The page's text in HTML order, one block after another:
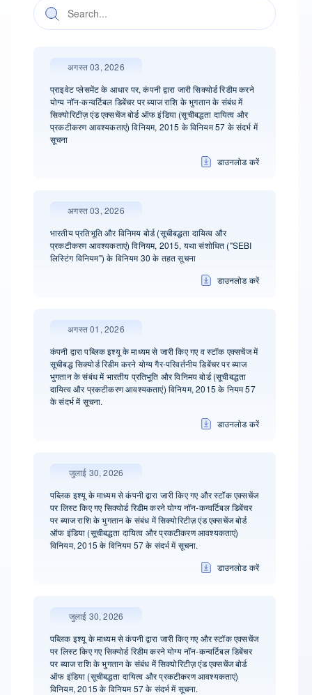
अगस्त 03, 2026
प्राइवेट प्लेसमेंट के आधार पर, कंपनी द्वारा जारी सिक्योर्ड रिडीम करने
योग्य नॉन-कन्वर्टिबल डिबेंचर पर ब्याज राशि के भुगतान के संबंध में
सिक्योरिटीज़ एंड एक्सचेंज बोर्ड ऑफ इंडिया (सूचीबद्धता दायित्व और
प्रकटीकरण आवश्यकताएं) विनियम, 2015 के विनियम 57 के संदर्भ में
सूचना
डाउनलोड करें
अगस्त 03, 2026
भारतीय प्रतिभूति और विनिमय बोर्ड (सूचीबद्धता दायित्व और
प्रकटीकरण आवश्यकताएं) विनियम, 2015, यथा संशोधित ("SEBI
लिस्टिंग विनियम") के विनियम 30 के तहत सूचना
डाउनलोड करें
अगस्त 01, 2026
कंपनी द्वारा पब्लिक इश्यू के माध्यम से जारी किए गए व स्टॉक एक्सचेंज में
सूचीबद्ध सिक्योर्ड रिडीम करने योग्य गैर-परिवर्तनीय डिबेंचर पर ब्याज
भुगतान के संबंध में भारतीय प्रतिभूति और विनिमय बोर्ड (सूचीबद्धता
दायित्व और प्रकटीकरण आवश्यकताएं) विनियम, 2015 के नियम 57
के संदर्भ में सूचना.
डाउनलोड करें
जुलाई 30, 2026
पब्लिक इश्यू के माध्यम से कंपनी द्वारा जारी किए गए और स्टॉक एक्सचेंज
पर लिस्ट किए गए सिक्योर्ड रिडीम करने योग्य नॉन-कन्वर्टिबल डिबेंचर
पर ब्याज राशि के भुगतान के संबंध में सिक्योरिटीज़ एंड एक्सचेंज बोर्ड
ऑफ इंडिया (सूचीबद्धता दायित्व और प्रकटीकरण आवश्यकताएं)
विनियम, 2015 के विनियम 57 के संदर्भ में सूचना.
डाउनलोड करें
जुलाई 30, 2026
पब्लिक इश्यू के माध्यम से कंपनी द्वारा जारी किए गए और स्टॉक एक्सचेंज
पर लिस्ट किए गए सिक्योर्ड रिडीम करने योग्य नॉन-कन्वर्टिबल डिबेंचर
पर ब्याज राशि के भुगतान के संबंध में सिक्योरिटीज़ एंड एक्सचेंज बोर्ड
ऑफ इंडिया (सूचीबद्धता दायित्व और प्रकटीकरण आवश्यकताएं)
विनियम, 2015 के विनियम 57 के संदर्भ में सूचना.